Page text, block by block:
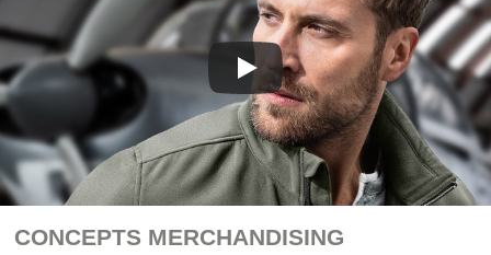
CONCEPTS MERCHANDISING